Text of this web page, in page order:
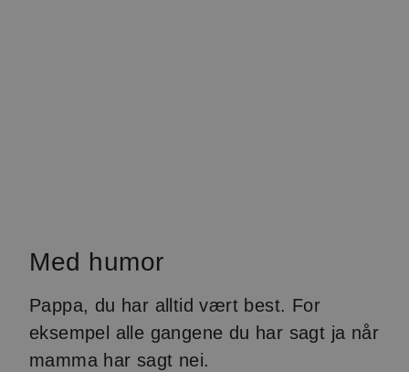
Med humor
Pappa, du har alltid vært best. For
eksempel alle gangene du har sagt ja når
mamma har sagt nei.